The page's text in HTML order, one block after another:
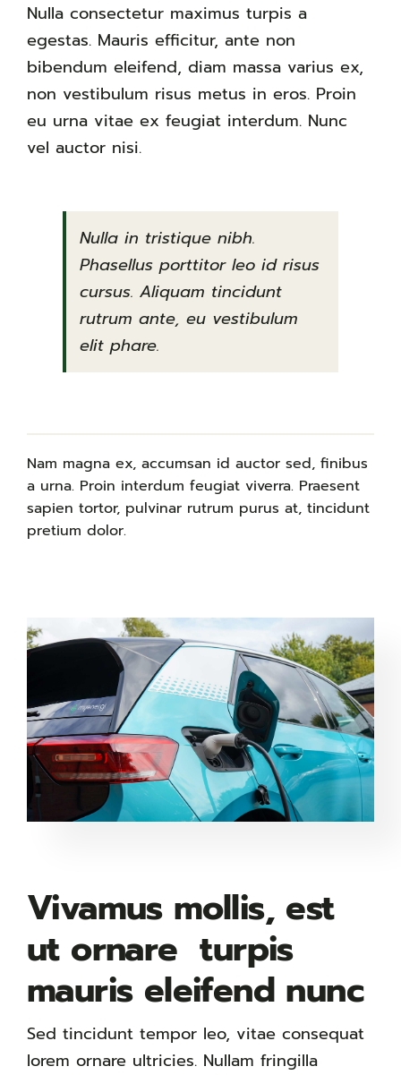
Nulla consectetur maximus turpis a
egestas. Mauris efficitur, ante non
bibendum eleifend, diam massa varius ex,
non vestibulum risus metus in eros. Proin
eu urna vitae ex feugiat interdum. Nunc
vel auctor nisi.
Nulla in tristique nibh.
Phasellus porttitor leo id risus
cursus. Aliquam tincidunt
rutrum ante, eu vestibulum
elit phare.
Nam magna ex, accumsan id auctor sed, finibus
a urna. Proin interdum feugiat viverra. Praesent
sapien tortor, pulvinar rutrum purus at, tincidunt
pretium dolor.
Vivamus mollis, est
ut ornare turpis
mauris eleifend nunc
Sed tincidunt tempor leo, vitae consequat
lorem ornare ultricies. Nullam fringilla